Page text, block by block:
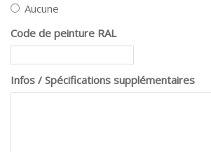
Aucune
Code de peinture RAL
Infos / Spécifications supplémentaires